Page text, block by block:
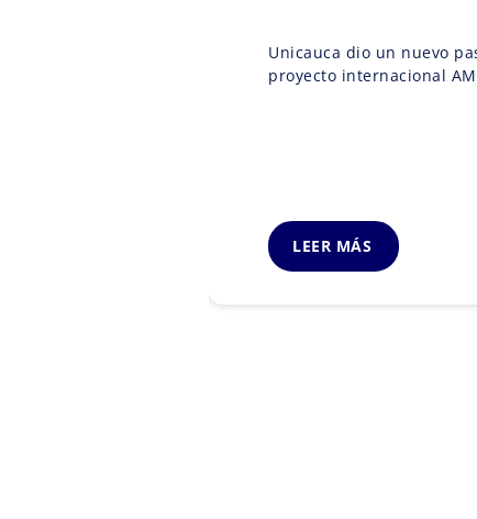
Unicauca dio un nuevo
proyecto internacional
LEER MÁS